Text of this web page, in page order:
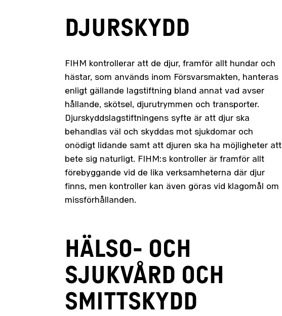
DJURSKYDD
FIHM kontrollerar att de djur, framför allt hundar och
hästar, som används inom Försvarsmakten, hanteras
enligt gällande lagstiftning bland annat vad avser
hållande, skötsel, djurutrymmen och transporter.
Djurskyddslagstiftningens syfte är att djur ska
behandlas väl och skyddas mot sjukdomar och
onödigt lidande samt att djuren ska ha möjligheter att
bete sig naturligt. FIHM:s kontroller är framför allt
förebyggande vid de lika verksamheterna där djur
finns, men kontroller kan även göras vid klagomål om
missförhållanden.
HÄLSO- OCH
SJUKVÅRD OCH
SMITTSKYDD